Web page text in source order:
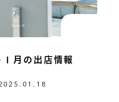
１月の出店情報